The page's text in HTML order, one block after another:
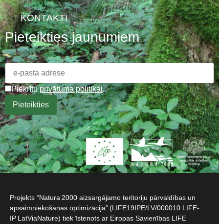
KONTAKTI
Pieteikties jaunumiem
Piekrītuprivātuma politikai.
Projekts “Natura 2000 aizsargājamo teritoriju pārvaldības un
apsaimniekošanas optimizācija” (LIFE19IPE/LV/000010 LIFE-
IP LatViaNature) tiek īstenots ar Eiropas Savienības LIFE